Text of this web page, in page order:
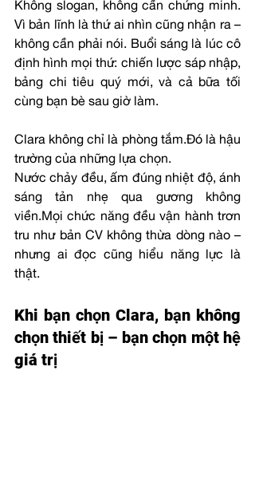
Không slogan, không cần chứng minh.
Vì bản lĩnh là thứ ai nhìn cũng nhận ra –
không cần phải nói. Buổi sáng là lúc cô
định hình mọi thứ: chiến lược sáp nhập,
bảng chi tiêu quý mới, và cả bữa tối
cùng bạn bè sau giờ làm.
Clara không chỉ là phòng tắm.Đó là hậu
trường của những lựa chọn.
Nước chảy đều, ấm đúng nhiệt độ, ánh
sáng tản nhẹ qua gương không
viền.Mọi chức năng đều vận hành trơn
tru như bản CV không thừa dòng nào –
nhưng ai đọc cũng hiểu năng lực là
thật.
Khi bạn chọn Clara, bạn không
chọn thiết bị – bạn chọn một hệ
giá trị